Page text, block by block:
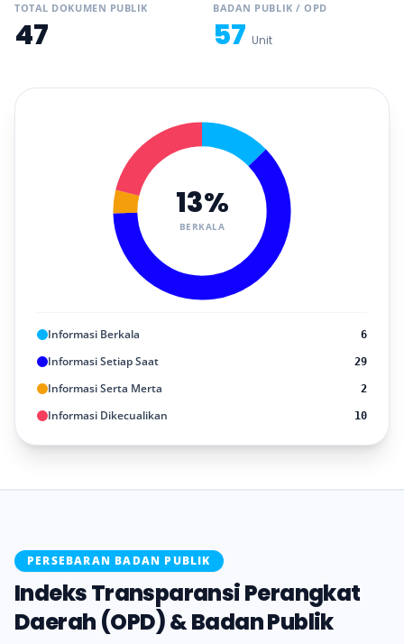
TOTAL DOKUMEN PUBLIK
47
BADAN PUBLIK / OPD
57 Unit
13%
BERKALA
Informasi Berkala 6
Informasi Setiap Saat 29
Informasi Serta Merta 2
Informasi Dikecualikan 10
PERSEBARAN BADAN PUBLIK
Indeks Transparansi Perangkat
Daerah (OPD) & Badan Publik